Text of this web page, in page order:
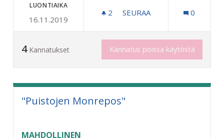
LUONTIAIKA
16.11.2019
2 2 SEURAAJAA
SEURAA 0
4 Kannatukset Kannatus poissa käytöstä
"Puistojen Monrepos"
MAHDOLLINEN